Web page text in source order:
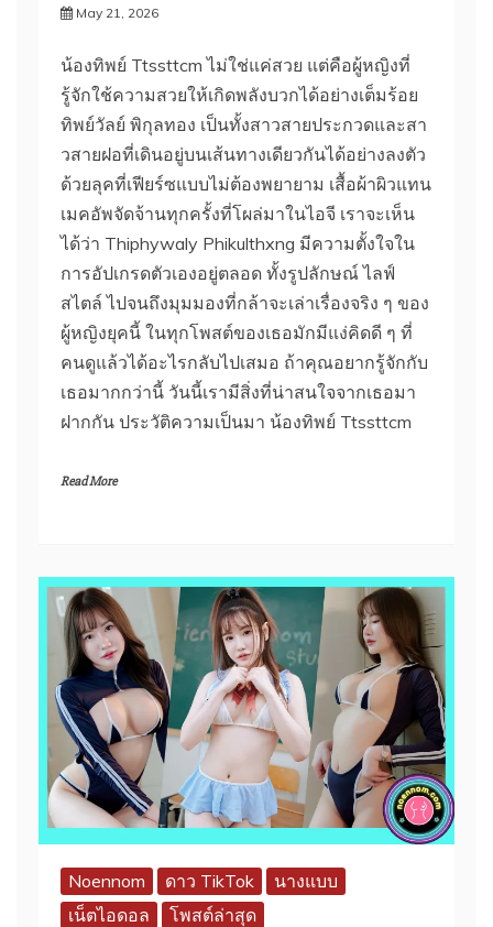
May 21, 2026
น้องทิพย์ Ttssttcm ไม่ใช่แค่สวย แต่คือผู้หญิงที่
รู้จักใช้ความสวยให้เกิดพลังบวกได้อย่างเต็มร้อย
ทิพย์วัลย์ พิกุลทอง เป็นทั้งสาวสายประกวดและสา
วสายฝอที่เดินอยู่บนเส้นทางเดียวกันได้อย่างลงตัว
ด้วยลุคที่เฟียร์ซแบบไม่ต้องพยายาม เสื้อผ้าผิวแทน
เมคอัพจัดจ้านทุกครั้งที่โผล่มาในไอจี เราจะเห็น
ได้ว่า Thiphywaly Phikulthxng มีความตั้งใจใน
การอัปเกรดตัวเองอยู่ตลอด ทั้งรูปลักษณ์ ไลฟ์
สไตล์ ไปจนถึงมุมมองที่กล้าจะเล่าเรื่องจริง ๆ ของ
ผู้หญิงยุคนี้ ในทุกโพสต์ของเธอมักมีแง่คิดดี ๆ ที่
คนดูแล้วได้อะไรกลับไปเสมอ ถ้าคุณอยากรู้จักกับ
เธอมากกว่านี้ วันนี้เรามีสิ่งที่น่าสนใจจากเธอมา
ฝากกัน ประวัติความเป็นมา น้องทิพย์ Ttssttcm
Read More
Noennom ดาว TikTok
นางแบบ
เน็ตไอดอล
โพสต์ล่าสุด